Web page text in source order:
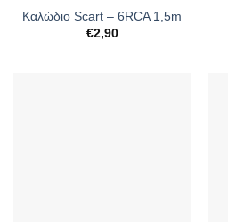
Καλώδιο Scart – 6RCA 1,5m
€2,90